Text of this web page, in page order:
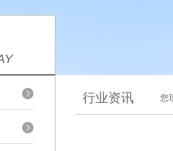
行业资讯 您